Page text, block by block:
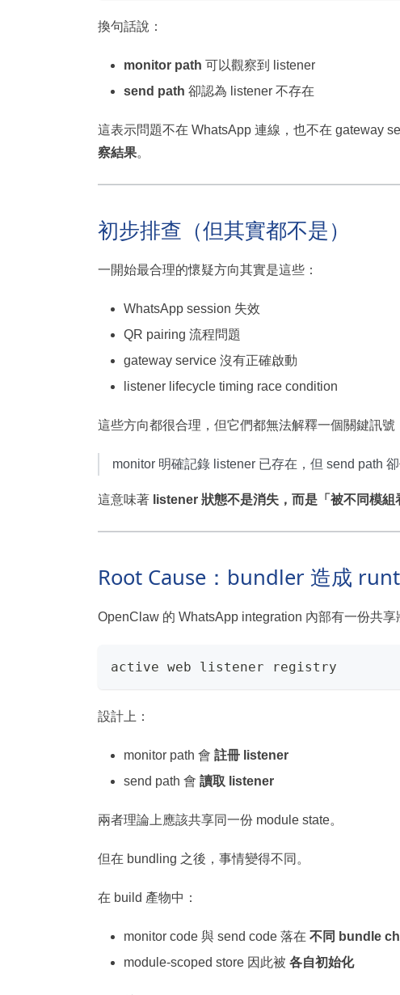
換句話說：
monitor path 可以觀察到 listener
send path 卻認為 listener 不存在
這表示問題不在 WhatsApp 連線，也不在 gateway
察結果。
初步排查（但其實都不是）
一開始最合理的懷疑方向其實是這些：
WhatsApp session 失效
QR pairing 流程問題
gateway service 沒有正確啟動
listener lifecycle timing race condition
這些方向都很合理，但它們都無法解釋一個關鍵訊號
monitor 明確記錄 listener 已存在，但 send path 卻
這意味著 listener 狀態不是消失，而是「被不同模組
Root Cause：bundler 造成
OpenClaw 的 WhatsApp integration 內部有一份共享
active web listener registry
設計上：
monitor path 會 註冊 listener
send path 會 讀取 listener
兩者理論上應該共享同一份 module state。
但在 bundling 之後，事情變得不同。
在 build 產物中：
monitor code 與 send code 落在 不同 bundle
module-scoped store 因此被 各自初始化